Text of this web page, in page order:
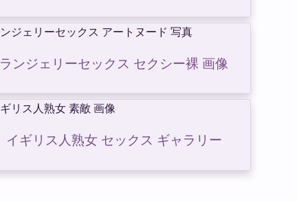
ランジェリーセックス セクシー裸 画像
イギリス人熟女 セックス ギャラリー